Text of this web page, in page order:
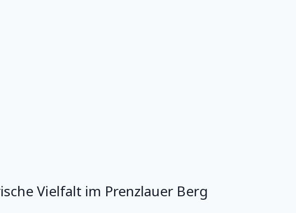
Vielfalt im Prenzlauer Berg